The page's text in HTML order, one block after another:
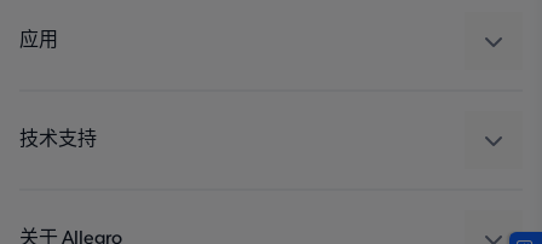
调节
应用
工业
技术支持
封装
关于 Allegro